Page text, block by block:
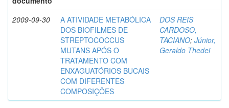
2009-09-30
A ATIVIDADE METABÓLICA
DOS BIOFILMES DE
STREPTOCOCCUS
MUTANS APÓS O
TRATAMENTO COM
ENXAGUATÓRIOS BUCAIS
COM DIFERENTES
COMPOSIÇÕES
DOS REIS
CARDOSO,
TACIANO; Júnior,
Geraldo Thedei